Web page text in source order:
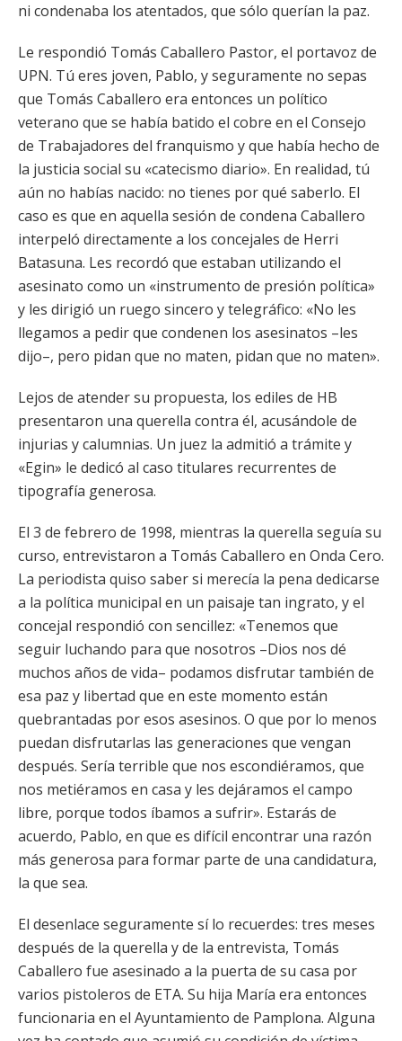
ni condenaba los atentados, que sólo querían la paz.
Le respondió Tomás Caballero Pastor, el portavoz de
UPN. Tú eres joven, Pablo, y seguramente no sepas
que Tomás Caballero era entonces un político
veterano que se había batido el cobre en el Consejo
de Trabajadores del franquismo y que había hecho de
la justicia social su «catecismo diario». En realidad, tú
aún no habías nacido: no tienes por qué saberlo. El
caso es que en aquella sesión de condena Caballero
interpeló directamente a los concejales de Herri
Batasuna. Les recordó que estaban utilizando el
asesinato como un «instrumento de presión política»
y les dirigió un ruego sincero y telegráfico: «No les
llegamos a pedir que condenen los asesinatos –les
dijo–, pero pidan que no maten, pidan que no maten».
Lejos de atender su propuesta, los ediles de HB
presentaron una querella contra él, acusándole de
injurias y calumnias. Un juez la admitió a trámite y
«Egin» le dedicó al caso titulares recurrentes de
tipografía generosa.
El 3 de febrero de 1998, mientras la querella seguía su
curso, entrevistaron a Tomás Caballero en Onda Cero.
La periodista quiso saber si merecía la pena dedicarse
a la política municipal en un paisaje tan ingrato, y el
concejal respondió con sencillez: «Tenemos que
seguir luchando para que nosotros –Dios nos dé
muchos años de vida– podamos disfrutar también de
esa paz y libertad que en este momento están
quebrantadas por esos asesinos. O que por lo menos
puedan disfrutarlas las generaciones que vengan
después. Sería terrible que nos escondiéramos, que
nos metiéramos en casa y les dejáramos el campo
libre, porque todos íbamos a sufrir». Estarás de
acuerdo, Pablo, en que es difícil encontrar una razón
más generosa para formar parte de una candidatura,
la que sea.
El desenlace seguramente sí lo recuerdes: tres meses
después de la querella y de la entrevista, Tomás
Caballero fue asesinado a la puerta de su casa por
varios pistoleros de ETA. Su hija María era entonces
funcionaria en el Ayuntamiento de Pamplona. Alguna